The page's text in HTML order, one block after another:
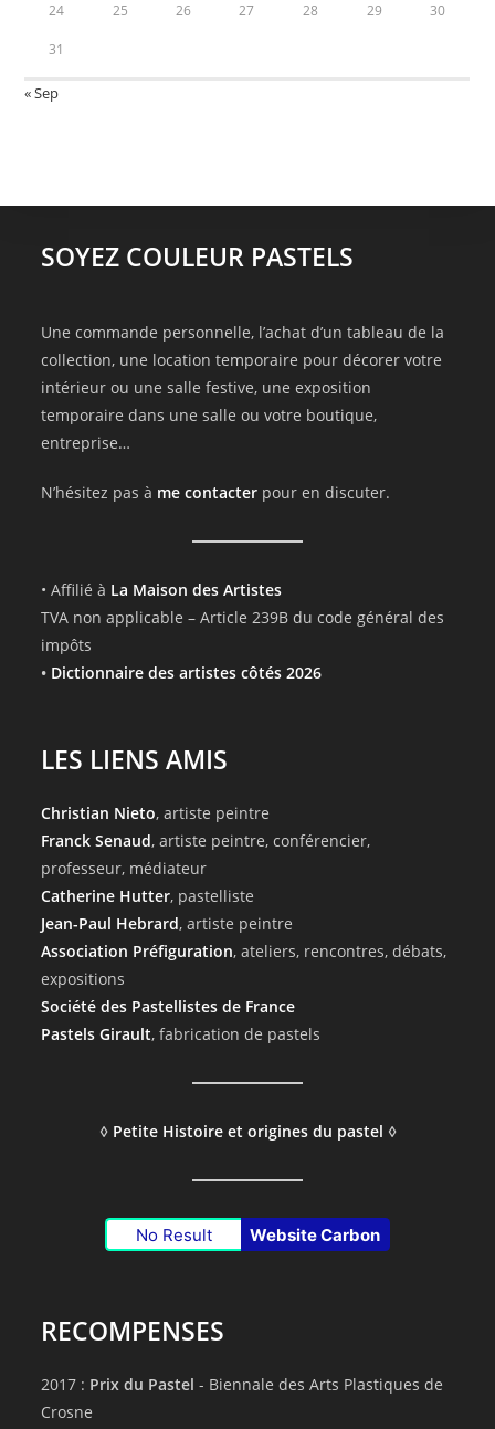
24 25 26 27 28 29 30
31
« Sep
SOYEZ COULEUR PASTELS
Une commande personnelle, l’achat d’un tableau de la
collection, une location temporaire pour décorer votre
intérieur ou une salle festive, une exposition
temporaire dans une salle ou votre boutique,
entreprise…
N’hésitez pas à me contacter pour en discuter.
• Affilié à La Maison des Artistes
TVA non applicable – Article 239B du code général des
impôts
• Dictionnaire des artistes côtés 2026
LES LIENS AMIS
Christian Nieto, artiste peintre
Franck Senaud, artiste peintre, conférencier,
professeur, médiateur
Catherine Hutter, pastelliste
Jean-Paul Hebrard, artiste peintre
Association Préfiguration, ateliers, rencontres, débats,
expositions
Société des Pastellistes de France
Pastels Girault, fabrication de pastels
◊ Petite Histoire et origines du pastel ◊
No Result Website Carbon
RECOMPENSES
2017 : Prix du Pastel - Biennale des Arts Plastiques de
Crosne